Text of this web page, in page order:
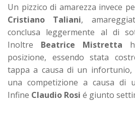
Un pizzico di amarezza invece
Cristiano Taliani,
conclusa leggermente al di
Inoltre Beatrice Mistretta
posizione, essendo stata
tappa a causa di un infortunio,
una competizione a causa di
Infine Claudio Rosi é giunto